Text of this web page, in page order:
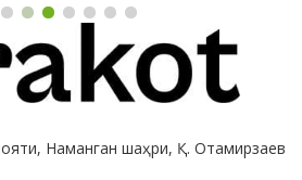
Наманган шаҳри, Қ. Отамирзаев